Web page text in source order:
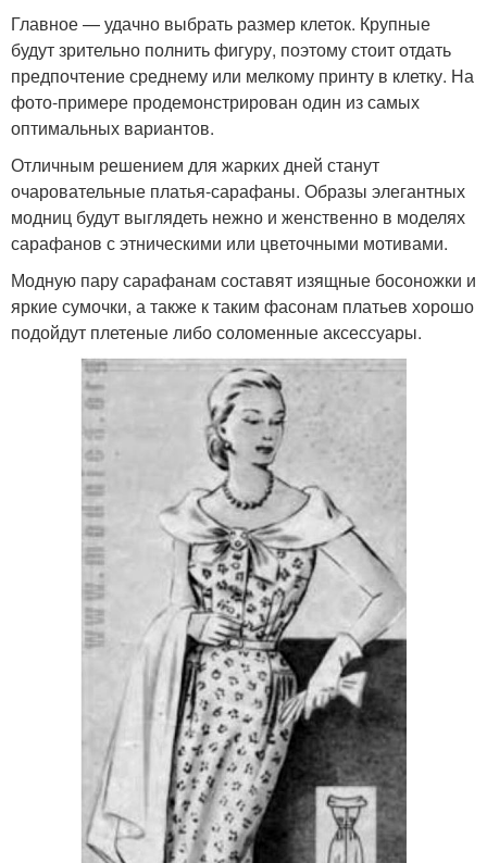
Главное — удачно выбрать размер клеток. Крупные
будут зрительно полнить фигуру, поэтому стоит отдать
предпочтение среднему или мелкому принту в клетку. На
фото-примере продемонстрирован один из самых
оптимальных вариантов.
Отличным решением для жарких дней станут
очаровательные платья-сарафаны. Образы элегантных
модниц будут выглядеть нежно и женственно в моделях
сарафанов с этническими или цветочными мотивами.
Модную пару сарафанам составят изящные босоножки и
яркие сумочки, а также к таким фасонам платьев хорошо
подойдут плетеные либо соломенные аксессуары.